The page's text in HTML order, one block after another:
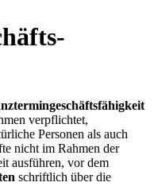
verpflichtet,
Personen als auch
nicht im Rahmen der
ausführen, vor dem
schriftlich über die